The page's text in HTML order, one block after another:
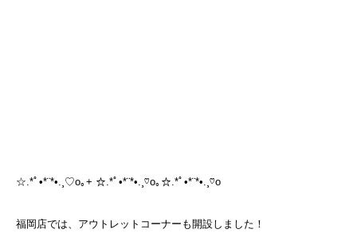
☆.*ﾟ•*¨*•.¸♡o｡+ ☆.*ﾟ•*¨*•.¸♡o｡☆.*ﾟ•*¨*•.¸♡o
福岡店では、アウトレットコーナーも開設しました！